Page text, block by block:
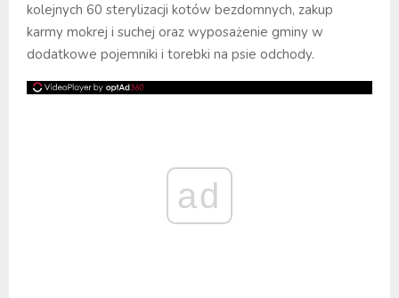
kolejnych 60 sterylizacji kotów bezdomnych, zakup
karmy mokrej i suchej oraz wyposażenie gminy w
dodatkowe pojemniki i torebki na psie odchody.
ad